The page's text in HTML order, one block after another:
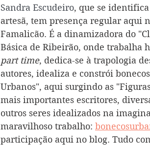
Sandra Escudeiro, que se
artesã, tem presença regular aqui
Famalicão. É a dinamizadora do
Básica de Ribeirão, onde trabalha
part time, dedica-se à trapologia
autores, idealiza e constrói
Urbanos", aqui surgindo as
mais importantes escritores,
outros seres idealizados na
maravilhoso trabalho:
participação aqui no blog. Tudo